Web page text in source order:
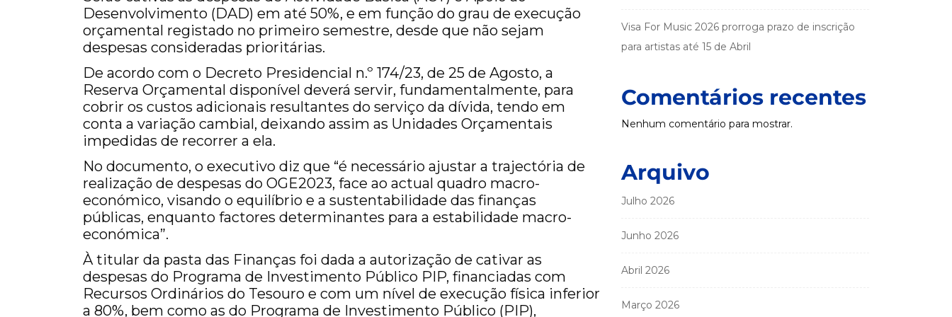
Desenvolvimento (DAD) em até 50%, e em função do grau de execução
orçamental registado no primeiro semestre, desde que não sejam
despesas consideradas prioritárias.
De acordo com o Decreto Presidencial n.º 174/23, de 25 de Agosto, a
Reserva Orçamental disponível deverá servir, fundamentalmente, para
cobrir os custos adicionais resultantes do serviço da dívida, tendo em
conta a variação cambial, deixando assim as Unidades Orçamentais
impedidas de recorrer a ela.
No documento, o executivo diz que “é necessário ajustar a trajectória de
realização de despesas do OGE2023, face ao actual quadro macro-
económico, visando o equilíbrio e a sustentabilidade das finanças
públicas, enquanto factores determinantes para a estabilidade macro-
económica”.
À titular da pasta das Finanças foi dada a autorização de cativar as
despesas do Programa de Investimento Público PIP, financiadas com
Recursos Ordinários do Tesouro e com um nível de execução física inferior
a 80%, bem como as do Programa de Investimento Público (PIP),
Visa For Music 2026 prorroga prazo de inscrição
para artistas até 15 de Abril
Comentários recentes
Nenhum comentário para mostrar.
Arquivo
Julho 2026
Junho 2026
Abril 2026
Março 2026